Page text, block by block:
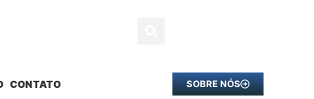
CONTATO SOBRE NÓS